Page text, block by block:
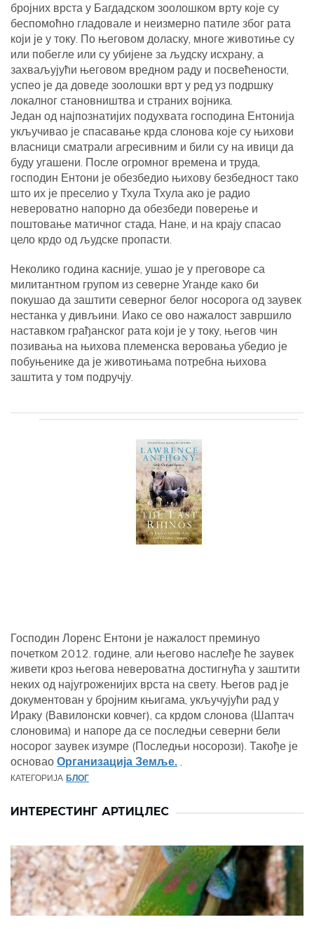
бројних врста у Багдадском зоолошком врту које су
беспомоћно гладовале и неизмерно патиле због рата
који је у току. По његовом доласку, многе животиње су
или побегле или су убијене за људску исхрану, а
захваљујући његовом вредном раду и посвећености,
успео је да доведе зоолошки врт у ред уз подршку
локалног становништва и страних војника.
Један од најпознатијих подухвата господина Ентонија
укључивао је спасавање крда слонова које су њихови
власници сматрали агресивним и били су на ивици да
буду угашени. После огромног времена и труда,
господин Ентони је обезбедио њихову безбедност тако
што их је преселио у Тхула Тхула ако је радио
невероватно напорно да обезбеди поверење и
поштовање матичног стада, Нане, и на крају спасао
цело крдо од људске пропасти.
Неколико година касније, ушао је у преговоре са
милитантном групом из северне Уганде како би
покушао да заштити северног белог носорога од заувек
нестанка у дивљини. Иако се ово нажалост завршило
наставком грађанског рата који је у току, његов чин
позивања на њихова племенска веровања убедио је
побуњенике да је животињама потребна њихова
заштита у том подручју.
Господин Лоренс Ентони је нажалост преминуо
почетком 2012. године, али његово наслеђе ће заувек
живети кроз његова невероватна достигнућа у заштити
неких од најугроженијих врста на свету. Његов рад је
документован у бројним књигама, укључујући рад у
Ираку (Вавилонски ковчег), са крдом слонова (Шаптач
слоновима) и напоре да се последњи северни бели
носорог заувек изумре (Последњи носорози). Такође је
основао Организација Земље. .
КАТЕГОРИЈА БЛОГ
ИНТЕРЕСТИНГ АРТИЦЛЕС